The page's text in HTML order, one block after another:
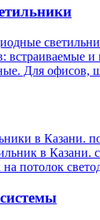
встраиваемые и
Для офисов,
в Казани.
в Казани.
на потолок